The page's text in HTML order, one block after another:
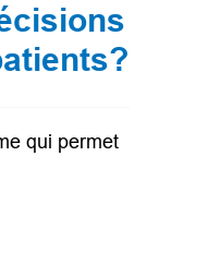
qui permet